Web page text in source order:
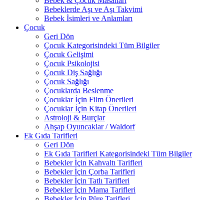
Bebeklerde Aşı ve Aşı Takvimi
Bebek İsimleri ve Anlamları
Çocuk
Geri Dön
Çocuk Kategorisindeki Tüm Bilgiler
Çocuk Gelişimi
Çocuk Psikolojisi
Çocuk Diş Sağlığı
Çocuk Sağlığı
Çocuklarda Beslenme
Çocuklar İçin Film Önerileri
Çocuklar İçin Kitap Önerileri
Astroloji & Burçlar
Ahşap Oyuncaklar / Waldorf
Ek Gıda Tarifleri
Geri Dön
Ek Gıda Tarifleri Kategorisindeki Tüm Bilgiler
Bebekler İçin Kahvaltı Tarifleri
Bebekler İçin Çorba Tarifleri
Bebekler İçin Tatlı Tarifleri
Bebekler İçin Mama Tarifleri